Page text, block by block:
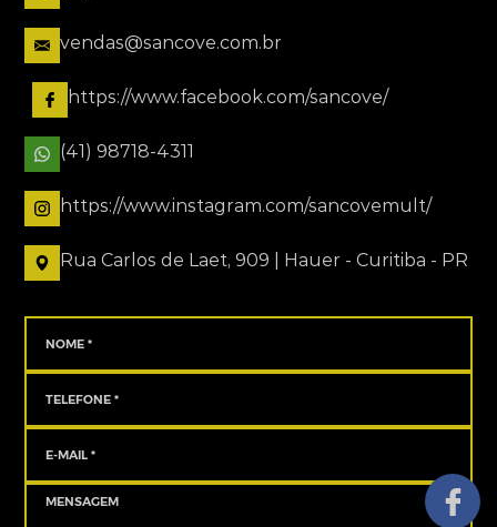
vendas@sancove.com.br
https://www.facebook.com/sancove/
(41) 98718-4311
https://www.instagram.com/sancovemult/
Rua Carlos de Laet, 909 | Hauer - Curitiba - PR